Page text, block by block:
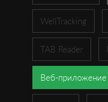
WellTracking
TAB Reader
Веб-приложение